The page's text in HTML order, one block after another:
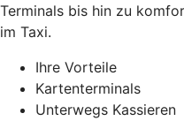
Terminals bis hin zu
im Taxi.
Ihre Vorteile
Kartenterminals
Unterwegs Kassieren